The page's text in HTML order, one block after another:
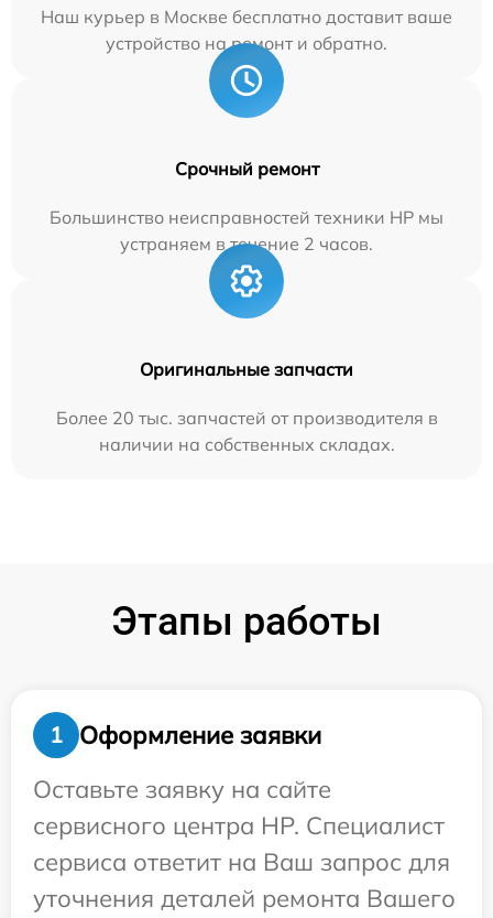
Наш курьер в Москве бесплатно доставит ваше
устройство на ремонт и обратно.
Срочный ремонт
Большинство неисправностей техники HP мы
устраняем в течение 2 часов.
Оригинальные запчасти
Более 20 тыс. запчастей от производителя в
наличии на собственных складах.
Этапы работы
1
Оформление заявки
Оставьте заявку на сайте
сервисного центра HP. Специалист
сервиса ответит на Ваш запрос для
уточнения деталей ремонта Вашего